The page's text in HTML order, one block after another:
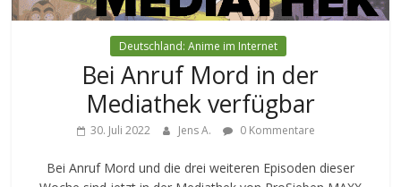
Deutschland: Anime im Internet
Bei Anruf Mord in der
Mediathek verfügbar
30. Juli 2022 Jens A. 0 Kommentare
Bei Anruf Mord und die drei weiteren Episoden dieser